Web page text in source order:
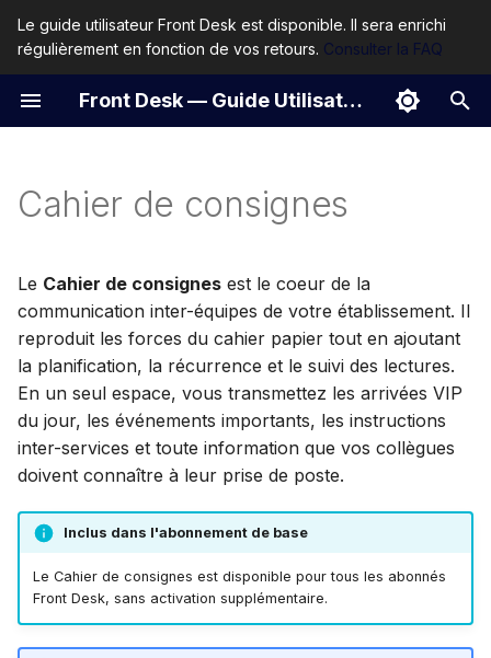
Le guide utilisateur Front Desk est disponible. Il sera enrichi
régulièrement en fonction de vos retours. Consulter la FAQ
Front Desk — Guide Utilisateur
I
n
l
i
s
a
d
Vue d'ensemble
Consignes
Créer une consigne
Actions disponibles sur
une consigne
Ce que vous voyez sur une
carte consigne
Planification et récurrence
Cahier de consignes
Le Cahier de consignes est le coeur de la
communication inter-équipes de votre établissement. Il
reproduit les forces du cahier papier tout en ajoutant
la planification, la récurrence et le suivi des lectures.
En un seul espace, vous transmettez les arrivées VIP
du jour, les événements importants, les instructions
inter-services et toute information que vos collègues
doivent connaître à leur prise de poste.
Inclus dans l'abonnement de base
Le Cahier de consignes est disponible pour tous les abonnés
Front Desk, sans activation supplémentaire.